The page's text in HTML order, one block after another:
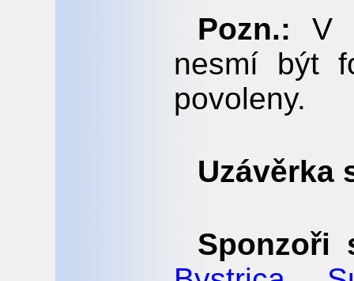
Pozn.: V
nesmí být
povoleny.
Uzávěrka
Sponzoři